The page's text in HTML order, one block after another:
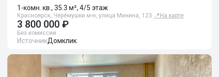
1-комн. кв., 35.3 м², 4/5 этаж
Красноярск, Черёмушки м-н, улица Минина, 123 📍 На карте
3 800 000 ₽
Без комиссии
ИсточникДомклик